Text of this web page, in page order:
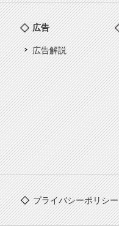
広告
広告解説
プライバシーポリシー